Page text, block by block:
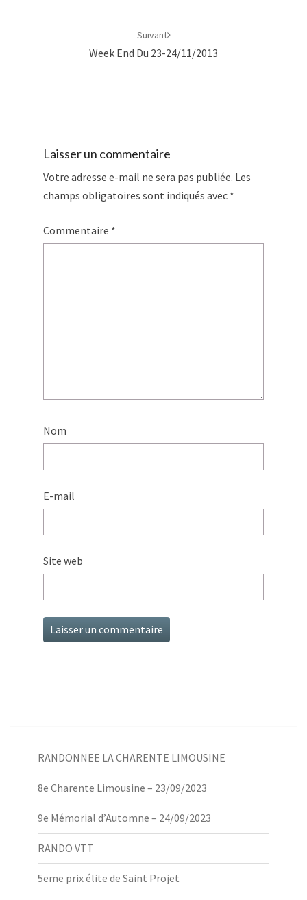
Suivant
Week End Du 23-24/11/2013
Laisser un commentaire
Votre adresse e-mail ne sera pas publiée. Les
champs obligatoires sont indiqués avec *
Commentaire *
Nom
E-mail
Site web
RANDONNEE LA CHARENTE LIMOUSINE
8e Charente Limousine – 23/09/2023
9e Mémorial d’Automne – 24/09/2023
RANDO VTT
5eme prix élite de Saint Projet